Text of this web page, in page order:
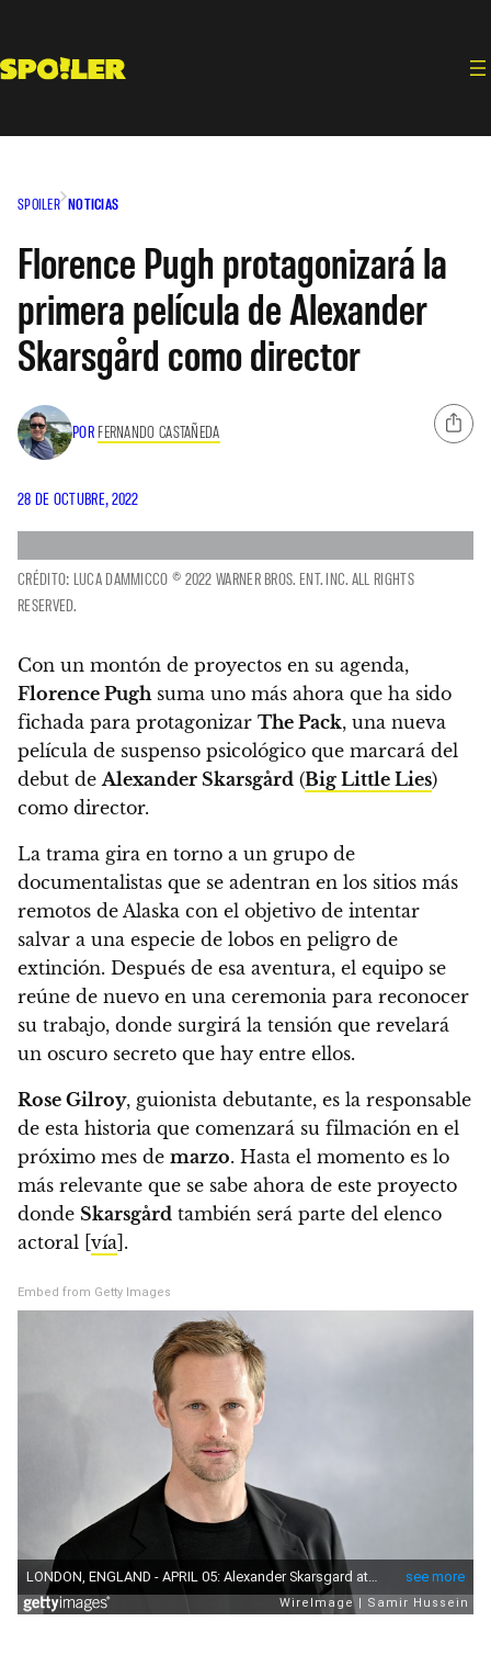
contenido
SPOILER NOTICIAS
Florence Pugh protagonizará la
primera película de Alexander
Skarsgård como director
POR FERNANDO CASTAÑEDA
28 DE OCTUBRE, 2022
CRÉDITO: LUCA DAMMICCO © 2022 WARNER BROS. ENT. INC. ALL RIGHTS
RESERVED.
Con un montón de proyectos en su agenda,
Florence Pughsuma uno más ahora que ha sido
fichada para protagonizar The Pack, una nueva
película de suspenso psicológico que marcará del
debut deAlexander Skarsgård (Big Little Lies)
como director.
La trama gira en torno a un grupo de
documentalistas que se adentran en los sitios más
remotos de Alaska con el objetivo de intentar
salvar a una especie de lobos en peligro de
extinción. Después de esa aventura, el equipo se
reúne de nuevo en una ceremonia para reconocer
su trabajo, donde surgirá la tensión que revelará
un oscuro secreto que hay entre ellos.
Rose Gilroy, guionista debutante, es la responsable
de esta historia que comenzará su filmación en el
próximo mes de marzo. Hasta el momento es lo
más relevante que se sabe ahora de este proyecto
donde Skarsgård también será parte del elenco
actoral [ vía ].
Embed from Getty Images